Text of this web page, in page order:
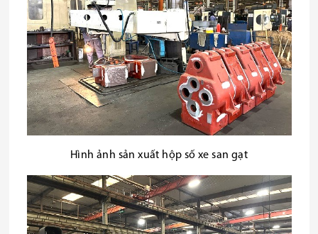
Hình ảnh sản xuất hộp số xe san gạt